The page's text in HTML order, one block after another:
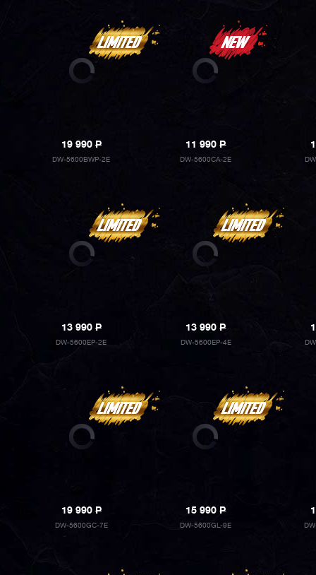
19 990P
DW-5600BWP-2E
11 990P
DW-5600CA-2E
13 990P
DW-5600EP-2E
13 990P
DW-5600EP-4E
19 990P
DW-5600GC-7E
15 990P
DW-5600GL-9E